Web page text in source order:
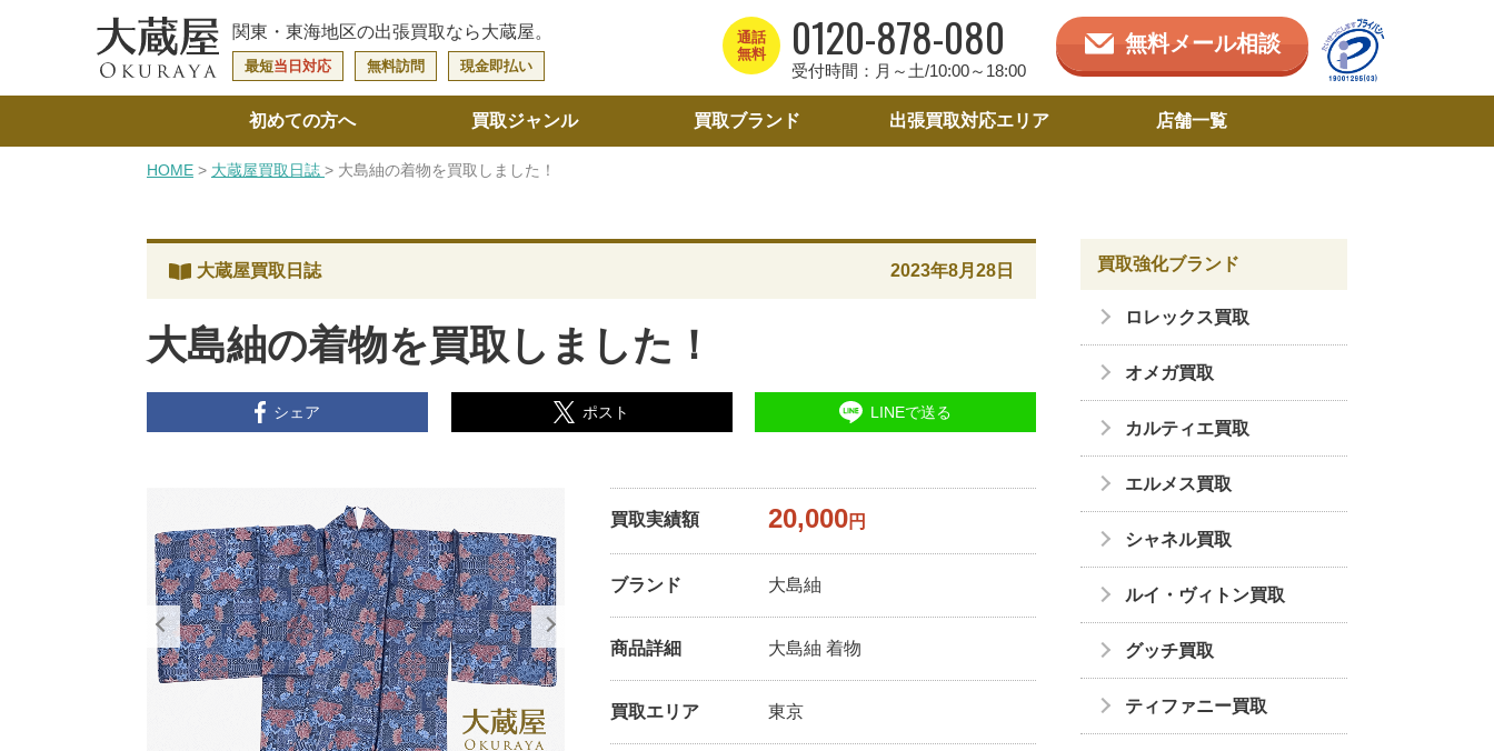
関東・東海地区の出張買取なら大蔵屋。
最短当日対応 無料訪問 現金即払い
通話
無料
0120-878-080
受付時間：月～土/10:00～18:00
無料メール相談
初めての方へ 買取ジャンル 買取ブランド 出張買取対応エリア 店舗一覧
HOME 大蔵屋買取日誌 大島紬の着物を買取しました！
大島紬の着物を買取しました！
大蔵屋買取日誌 2023年8月28日
シェア ポスト LINEで送る
買取実績額 20,000円
ブランド 大島紬
商品詳細 大島紬 着物
買取エリア 東京
買取強化ブランド
ロレックス買取
オメガ買取
カルティエ買取
エルメス買取
シャネル買取
ルイ・ヴィトン買取
グッチ買取
ティファニー買取